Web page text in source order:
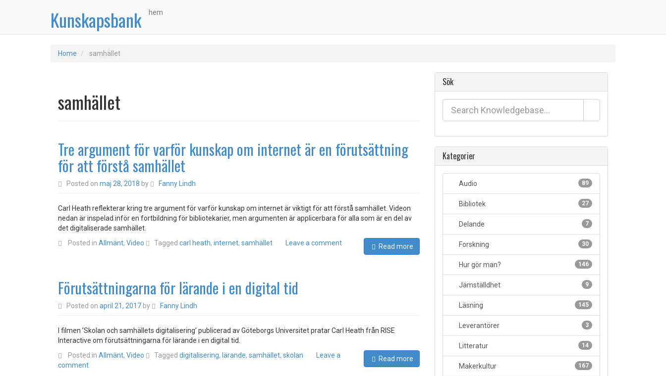
Kunskapsbank hem
Home samhället
samhället
Tre argument för varför kunskap om internet är en förutsättning
för att förstå samhället
Posted on maj 28, 2018 by Fanny Lindh
Carl Heath reflekterar kring tre argument för varför kunskap om internet är viktigt för att förstå samhället. Videon
nedan är inspelad inför en fortbildning för bibliotekarier, men argumenten är applicerbara för alla som är en del av
det digitaliserade samhället.
Read more
Posted in Allmänt, Video Tagged carl heath, internet, samhället Leave a comment
Förutsättningarna för lärande i en digital tid
Posted on april 21, 2017 by Fanny Lindh
I filmen ’Skolan och samhällets digitalisering’ publicerad av Göteborgs Universitet pratar Carl Heath från RISE
Interactive om förutsättningarna för lärande i en digital tid.
Read more
Posted in Allmänt, Video Tagged digitalisering, lärande, samhället, skolan
Leave a
comment
Sök
Kategorier
89
Audio
27
Bibliotek
7
Delande
30
Forskning
146
Hur gör man?
9
Jämställdhet
145
Läsning
3
Leverantörer
14
Litteratur
167
Makerkultur